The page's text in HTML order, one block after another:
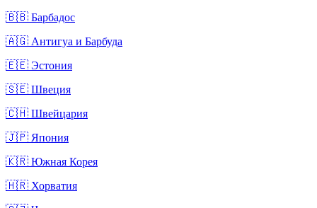
🇧🇧 Барбадос
🇦🇬 Антигуа и Барбуда
🇪🇪 Эстония
🇸🇪 Швеция
🇨🇭 Швейцария
🇯🇵 Япония
🇰🇷 Южная Корея
🇭🇷 Хорватия